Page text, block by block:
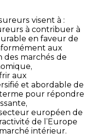
visent à :
à contribuer à
en faveur de
aux
des marchés de
aux
et abordable de
pour répondre
européen de
de l’Europe
intérieur.